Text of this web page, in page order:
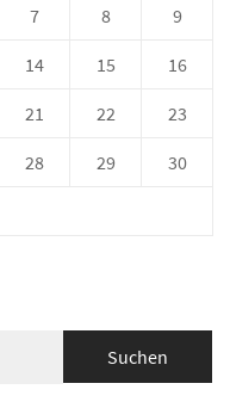
7 8 9
14 15 16
21 22 23
28 29 30